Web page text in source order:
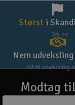
Størst i
Om os
Nem
Gå til udveksling
Modtag